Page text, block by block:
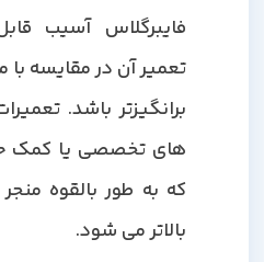
فایبرگلاس آسیب قابل
تعمیر آن در مقایسه با
برانگیزتر باشد.
های تخصصی یا کمک حرفه
که به طور بالقوه منجر
بالاتر می شود.